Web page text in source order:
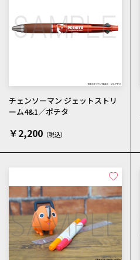
チェンソーマン ジェットストリ
ーム4&1／ポチタ
￥2,200